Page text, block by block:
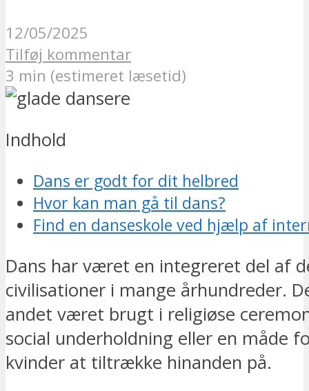
12/05/2025
Tilføj kommentar
3 min (estimeret læsetid)
Indhold
Dans er godt for dit helbred
Hvor kan man gå til dans?
Find en danseskole ved hjælp af
Dans har været en integreret del af
civilisationer i mange århundreder.
andet været brugt i religiøse
social underholdning eller en måde
kvinder at tiltrække hinanden på.